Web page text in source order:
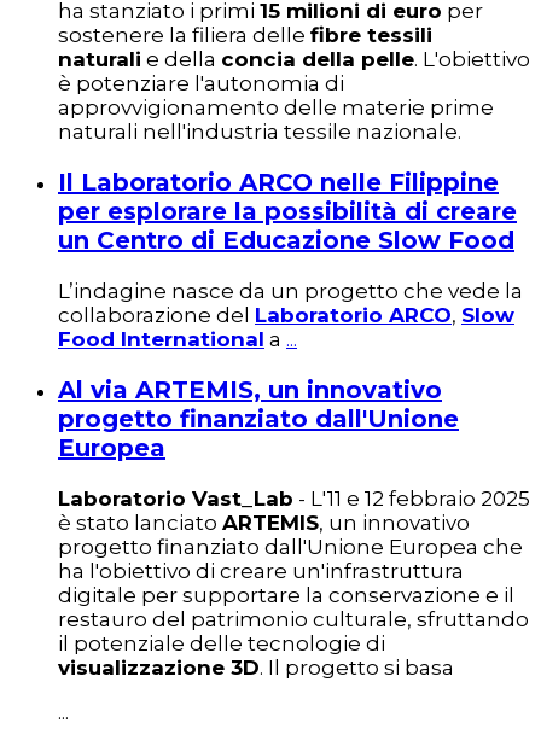
ha stanziato i primi 15 milioni di euro per
sostenere la filiera delle fibre tessili
naturali e della concia della pelle. L'obiettivo
è potenziare l'autonomia di
approvvigionamento delle materie prime
naturali nell'industria tessile nazionale.
Il Laboratorio ARCO nelle Filippine
per esplorare la possibilità di creare
un Centro di Educazione Slow Food
L’indagine nasce da un progetto che vede la
collaborazione del Laboratorio ARCO, Slow
Food International a ...
Al via ARTEMIS, un innovativo
progetto finanziato dall'Unione
Europea
Laboratorio Vast_Lab - L'11 e 12 febbraio 2025
è stato lanciato ARTEMIS, un innovativo
progetto finanziato dall'Unione Europea che
ha l'obiettivo di creare un'infrastruttura
digitale per supportare la conservazione e il
restauro del patrimonio culturale, sfruttando
il potenziale delle tecnologie di
visualizzazione 3D. Il progetto si basa
...